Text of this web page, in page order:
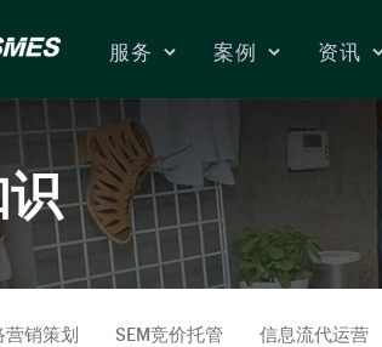
服务
案例 资讯
营销策划 SEM竞价托管 信息流代运营